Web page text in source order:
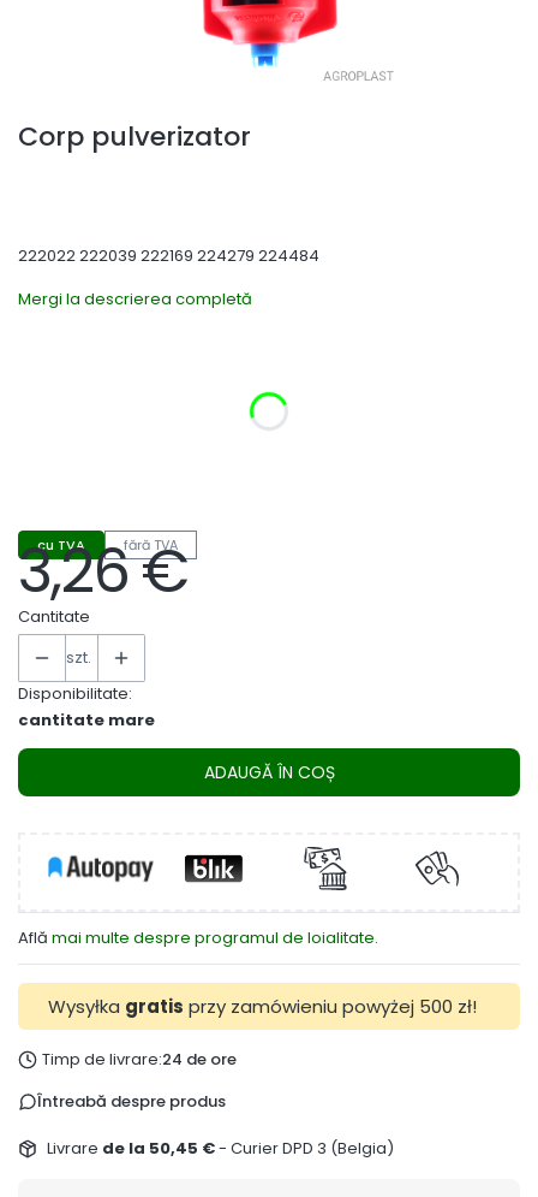
Corp pulverizator
222022 222039 222169 224279 224484
Mergi la descrierea completă
cu TVA fără TVA
Preț
3,26 €
Cantitate
szt.
Disponibilitate:
cantitate mare
ADAUGĂ ÎN COȘ
Află mai multe despre programul de loialitate.
Wysyłka gratis przy zamówieniu powyżej 500 zł!
Timp de livrare:24 de ore
Întreabă despre produs
Livrare de la 50,45 €- Curier DPD 3 (Belgia)